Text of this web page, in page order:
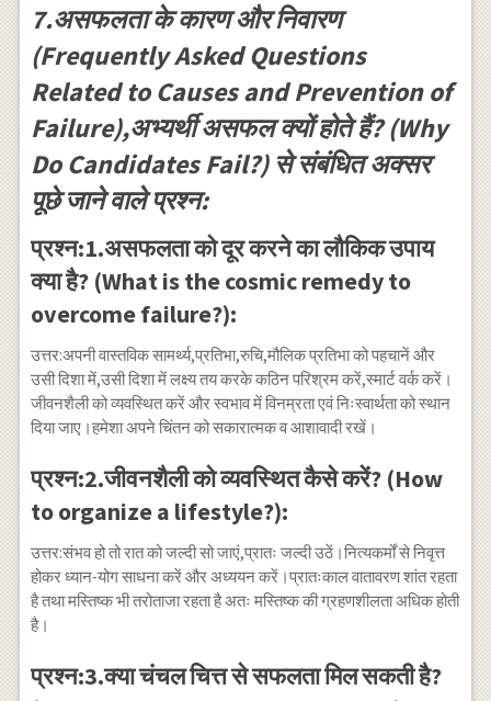
7.असफलता के कारण और निवारण
(Frequently Asked Questions
Related to Causes and Prevention of
Failure),अभ्यर्थी असफल क्यों होते हैं? (Why
Do Candidates Fail?) से संबंधित अक्सर
पूछे जाने वाले प्रश्न:
प्रश्न:1.असफलता को दूर करने का लौकिक उपाय
क्या है? (What is the cosmic remedy to
overcome failure?):
उत्तर:अपनी वास्तविक सामर्थ्य,प्रतिभा,रुचि,मौलिक प्रतिभा को पहचानें और
उसी दिशा में,उसी दिशा में लक्ष्य तय करके कठिन परिश्रम करें,स्मार्ट वर्क करें।
जीवनशैली को व्यवस्थित करें और स्वभाव में विनम्रता एवं निःस्वार्थता को स्थान
दिया जाए।हमेशा अपने चिंतन को सकारात्मक व आशावादी रखें।
प्रश्न:2.जीवनशैली को व्यवस्थित कैसे करें? (How
to organize a lifestyle?):
उत्तर:संभव हो तो रात को जल्दी सो जाएं,प्रातः जल्दी उठें।नित्यकर्मों से निवृत्त
होकर ध्यान-योग साधना करें और अध्ययन करें।प्रातःकाल वातावरण शांत रहता
है तथा मस्तिष्क भी तरोताजा रहता है अतः मस्तिष्क की ग्रहणशीलता अधिक होती
है।
प्रश्न:3.क्या चंचल चित्त से सफलता मिल सकती है?